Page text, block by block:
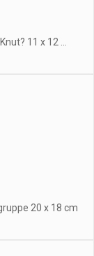
11 x 12 ...
20 x 18 cm